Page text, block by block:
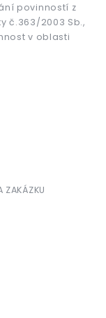
povinností z
č.363/2003 Sb.,
v oblasti
ZAKÁZKU